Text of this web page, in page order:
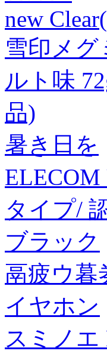
new
雪印メ
ルト味
品)
暑き日を
ELECOM
タイプ/
ブラック
鬲疲ウ暮
イヤホン
スミノ